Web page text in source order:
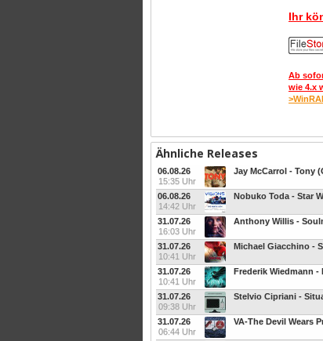
Ihr
Ab
wie 4.x
Ähnliche Releases
06.08.26
15:35 Uhr
Jay McCarrol - Tony
06.08.26
14:42 Uhr
31.07.26
16:03 Uhr
Anthony Willis -
31.07.26
10:41 Uhr
31.07.26
10:41 Uhr
31.07.26
09:38 Uhr
Stelvio Cipriani -
31.07.26
06:44 Uhr
VA-The Devil Wears